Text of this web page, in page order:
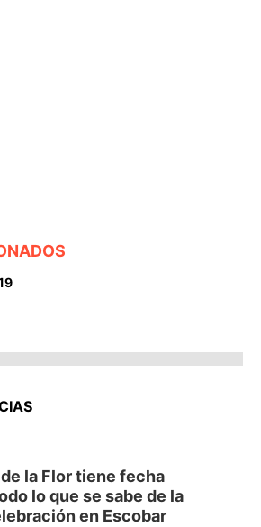
la Flor tiene fecha
lo que se sabe de la
en Escobar